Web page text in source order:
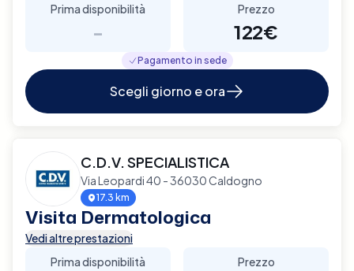
Prima disponibilità
-
Prezzo
122€
Pagamento in sede
Scegli giorno e ora
C.D.V. SPECIALISTICA
Via Leopardi 40 - 36030 Caldogno
17.3 km
Visita Dermatologica
Vedi altre prestazioni
Prima disponibilità
Prezzo